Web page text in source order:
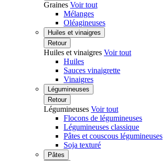
Graines Voir tout
Mélanges
Oléagineuses
Huiles et vinaigres
Retour
Huiles et vinaigres Voir tout
Huiles
Sauces vinaigrette
Vinaigres
Légumineuses
Retour
Légumineuses Voir tout
Flocons de légumineuses
Légumineuses classique
Pâtes et couscous légumineuses
Soja texturé
Pâtes